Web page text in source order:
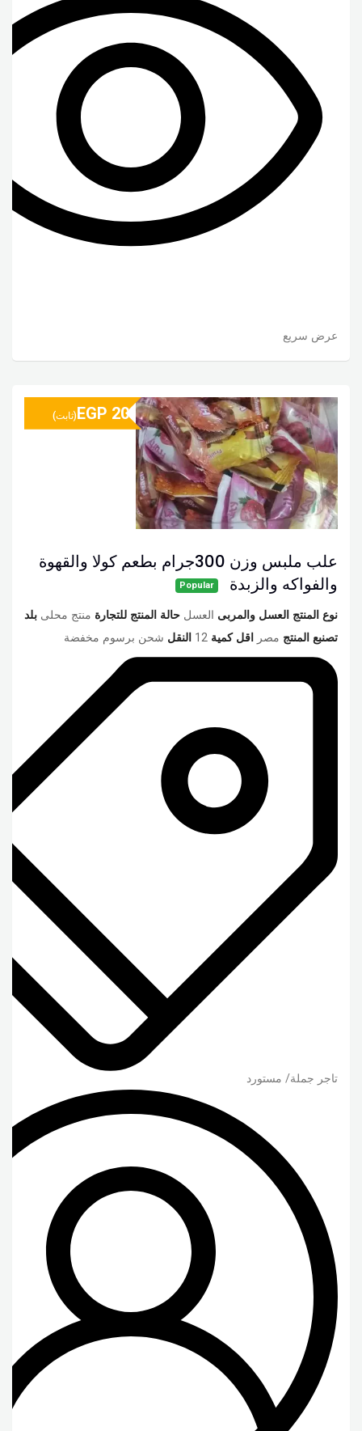
عرض سريع
علب ملبس وزن 300جرام بطعم كولا والقهوة
والفواكه والزبدة
Popular
نوع المنتج العسل والمربى العسل حالة المنتج للتجارة منتج محلى بلد
تصنبع المنتج مصر اقل كمية 12 النقل شحن برسوم مخفضة
تاجر جملة/ مستورد
EGP 20 (ثابت)